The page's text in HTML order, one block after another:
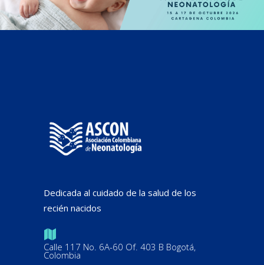
Dedicada al cuidado de la salud de los
recién nacidos
Calle 117 No. 6A-60 Of. 403 B Bogotá,
Colombia